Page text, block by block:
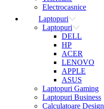
Electrocasnice
Laptopuri
Laptopuri
DELL
HP
ACER
LENOVO
APPLE
ASUS
Laptopuri Gaming
Laptopuri Business
Calculatoare Design